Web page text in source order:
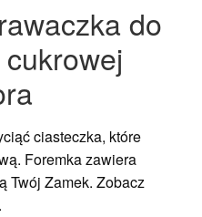
do
ciasteczka, które
Foremka zawiera
Twój Zamek. Zobacz